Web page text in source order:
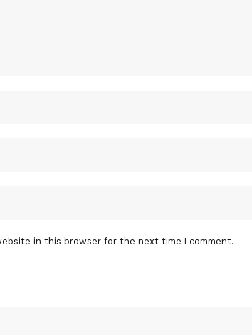
in this browser for the next time I comment.